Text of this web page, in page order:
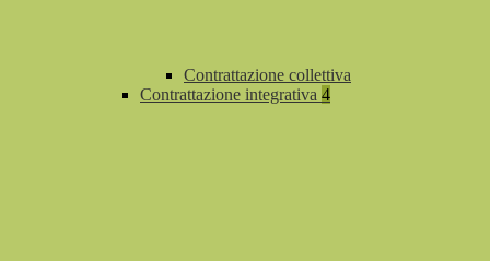
Contrattazione collettiva
Contrattazione integrativa 4